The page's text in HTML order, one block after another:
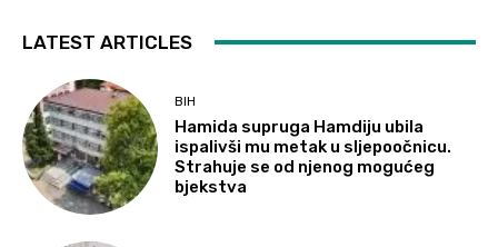
LATEST ARTICLES
BIH
Hamida supruga Hamdiju ubila
ispalivši mu metak u sljepoočnicu.
Strahuje se od njenog mogućeg
bjekstva